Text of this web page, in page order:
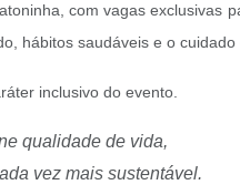
com vagas exclusivas
hábitos saudáveis e o cuidado
inclusivo do evento.
qualidade de vida,
vez mais sustentável.